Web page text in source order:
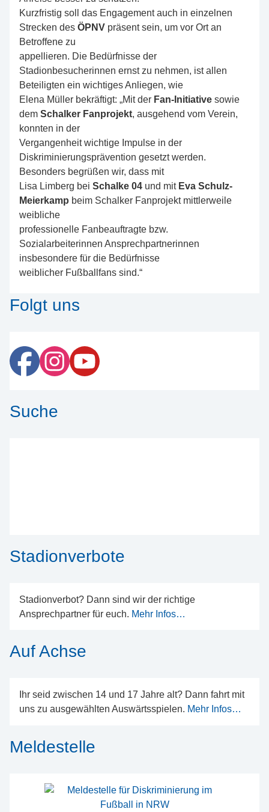
Kurzfristig soll das Engagement auch in einzelnen
Strecken des ÖPNV präsent sein, um vor Ort an
Betroffene zu
appellieren. Die Bedürfnisse der
Stadionbesucherinnen ernst zu nehmen, ist allen
Beteiligten ein wichtiges Anliegen, wie
Elena Müller bekräftigt: „Mit der Fan-Initiative sowie
dem Schalker Fanprojekt, ausgehend vom Verein,
konnten in der
Vergangenheit wichtige Impulse in der
Diskriminierungsprävention gesetzt werden.
Besonders begrüßen wir, dass mit
Lisa Limberg bei Schalke 04 und mit Eva Schulz-
Meierkamp beim Schalker Fanprojekt mittlerweile
weibliche
professionelle Fanbeauftragte bzw.
Sozialarbeiterinnen Ansprechpartnerinnen
insbesondere für die Bedürfnisse
weiblicher Fußballfans sind.“
Folgt uns
Suche
Stadionverbote
Stadionverbot? Dann sind wir der richtige
Ansprechpartner für euch. Mehr Infos…
Auf Achse
Ihr seid zwischen 14 und 17 Jahre alt? Dann fahrt mit
uns zu ausgewählten Auswärtsspielen. Mehr Infos…
Meldestelle